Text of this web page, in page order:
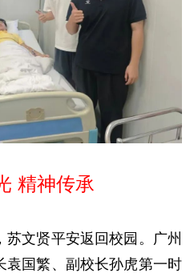
精神传承
文贤平安返回校园。广州
袁国繁、副校长孙虎第一时